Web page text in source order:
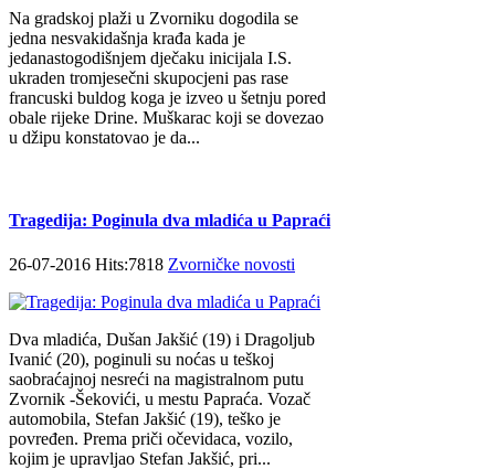
Na gradskoj plaži u Zvorniku dogodila se
jedna nesvakidašnja krađa kada je
jedanastogodišnjem dječaku inicijala I.S.
ukraden tromjesečni skupocjeni pas rase
francuski buldog koga je izveo u šetnju pored
obale rijeke Drine. Muškarac koji se dovezao
u džipu konstatovao je da...
Tragedija: Poginula dva mladića u Papraći
26-07-2016 Hits:7818 Zvorničke novosti
Dva mladića, Dušan Jakšić (19) i Dragoljub
Ivanić (20), poginuli su noćas u teškoj
saobraćajnoj nesreći na magistralnom putu
Zvornik -Šekovići, u mestu Papraća. Vozač
automobila, Stefan Jakšić (19), teško je
povređen. Prema priči očevidaca, vozilo,
kojim je upravljao Stefan Jakšić, pri...